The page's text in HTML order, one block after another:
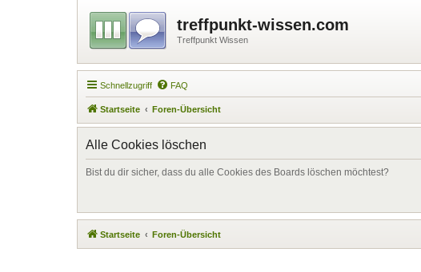
treffpunkt-wissen.com
Treffpunkt Wissen
Schnellzugriff FAQ
Startseite Foren-Übersicht
Alle Cookies löschen
Bist du dir sicher, dass du alle Cookies des Boards löschen möchtest?
Startseite Foren-Übersicht